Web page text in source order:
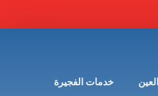
خدمات الفجيرة